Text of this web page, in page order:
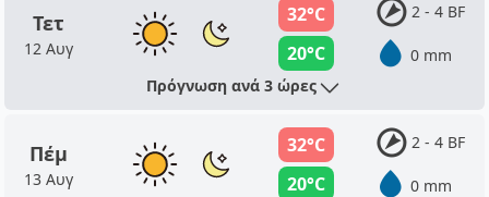
Τετ
12 Αυγ
32°C
20°C
2 - 4 BF
0 mm
Πρόγνωση ανά 3 ώρες
Πέμ
13 Αυγ
32°C
20°C
2 - 4 BF
0 mm